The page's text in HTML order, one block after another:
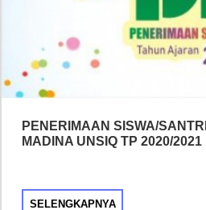
PENERIMAAN SISWA/
MADINA UNSIQ TP 2020/2021
SELENGKAPNYA